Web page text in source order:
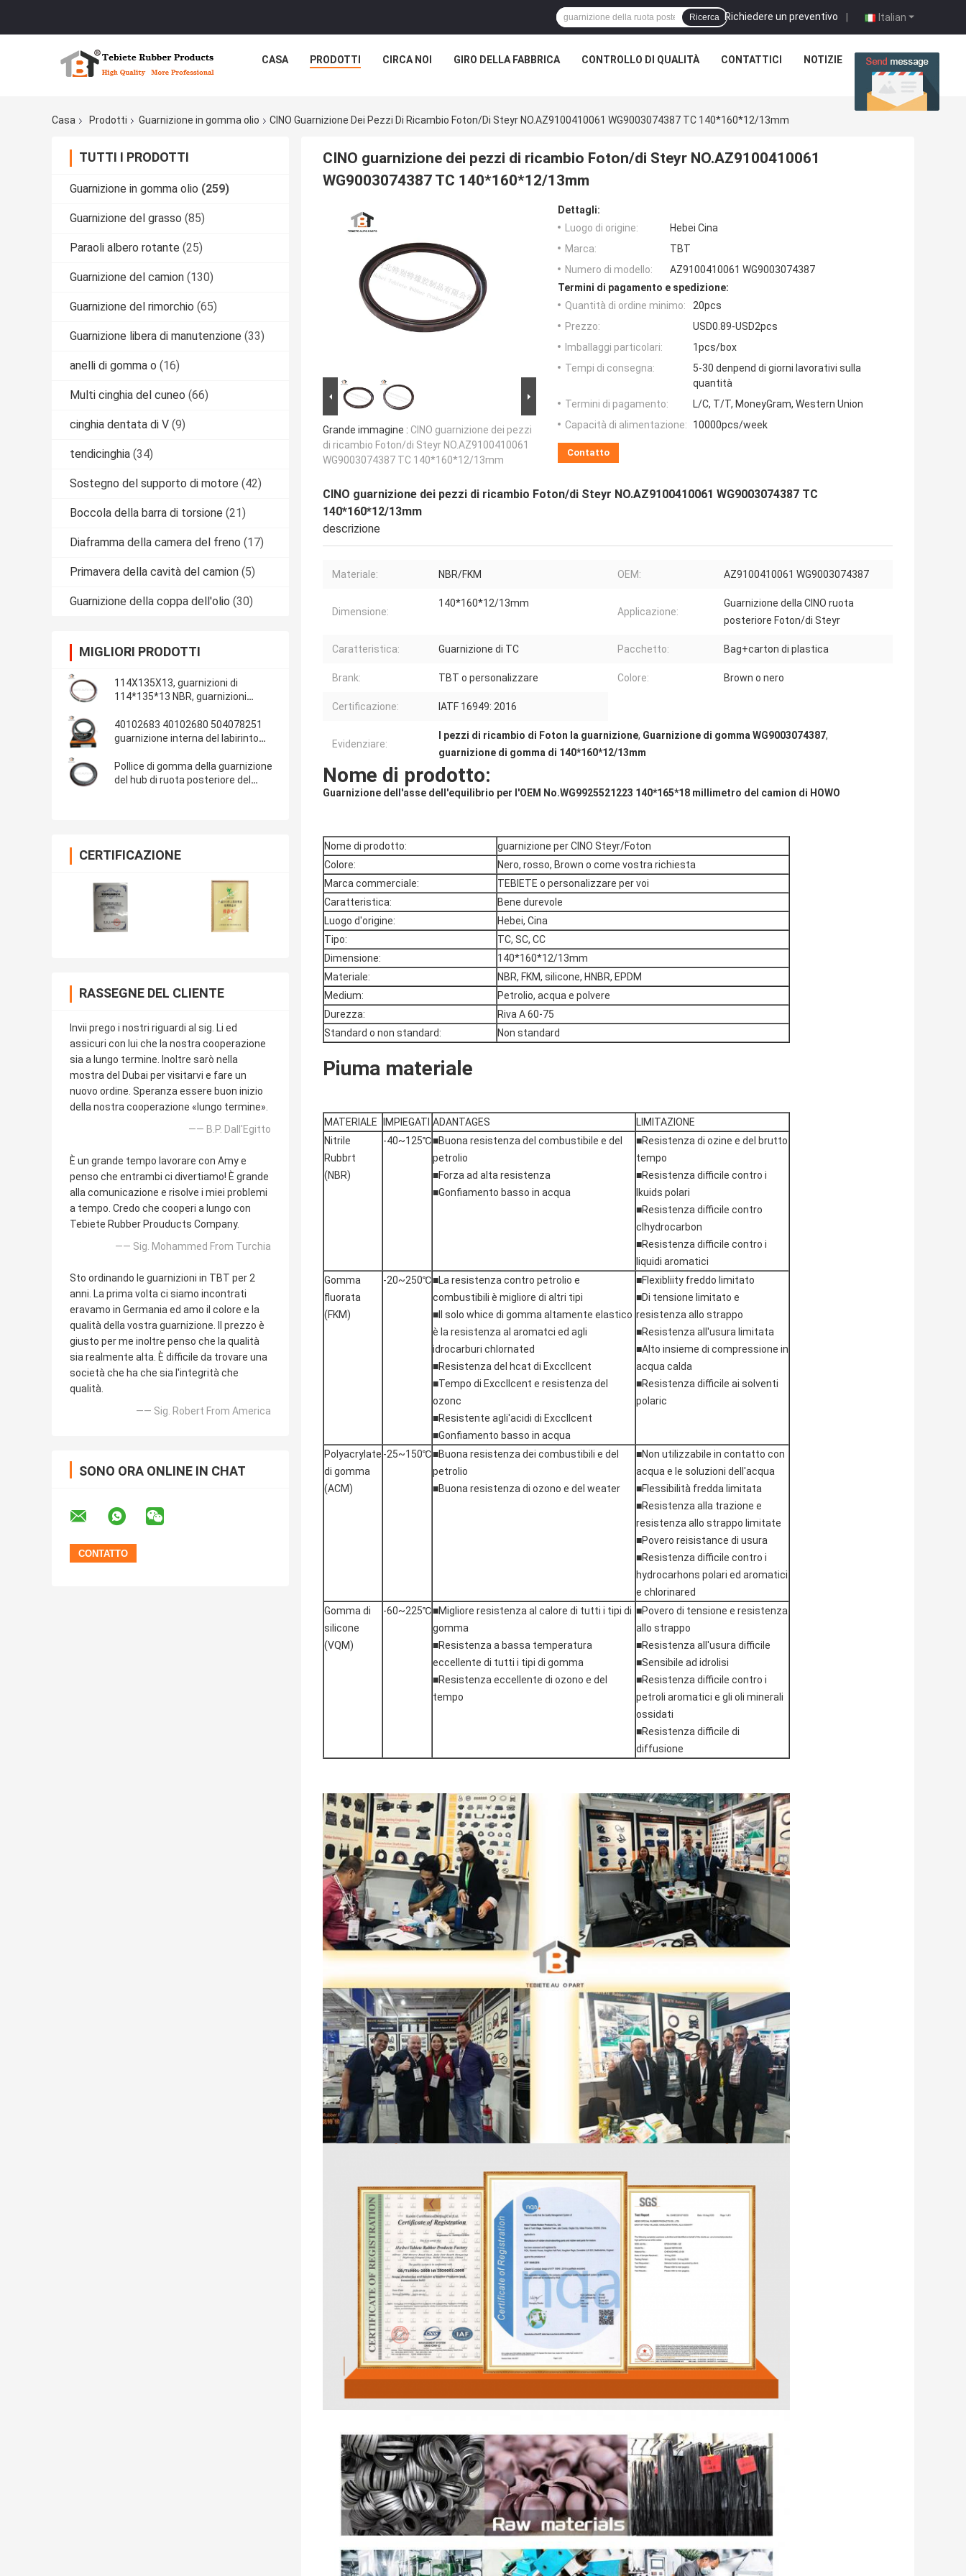
Italian
Richiedere un preventivo |
Ricerca
CASA PRODOTTI CIRCA NOI GIRO DELLA FABBRICA CONTROLLO DI QUALITÀ CONTATTICI NOTIZIE CASI
Casa Prodotti Guarnizione in gomma olio CINO Guarnizione Dei Pezzi Di Ricambio Foton/di Steyr NO.AZ9100410061 WG9003074387 TC 140*160*12/13mm
TUTTI I PRODOTTI
Guarnizione in gomma olio (259)
Guarnizione del grasso (85)
Paraoli albero rotante (25)
Guarnizione del camion (130)
Guarnizione del rimorchio (65)
Guarnizione libera di manutenzione (33)
anelli di gomma o (16)
Multi cinghia del cuneo (66)
cinghia dentata di V (9)
tendicinghia (34)
Sostegno del supporto di motore (42)
Boccola della barra di torsione (21)
Diaframma della camera del freno (17)
Primavera della cavità del camion (5)
Guarnizione della coppa dell'olio (30)
MIGLIORI PRODOTTI
114X135X13, guarnizioni di
114*135*13 NBR, guarnizioni
materiale delle guarnizioni: NBR
40102683 40102680 504078251
guarnizione interna del labirinto
gomito di IVECO 100*130*13/14
Pollice di gomma della guarnizione
del hub di ruota posteriore del
CERTIFICAZIONE
RASSEGNE DEL CLIENTE
Invii prego i nostri riguardi al sig. Li ed
assicuri con lui che la nostra cooperazione
sia a lungo termine. Inoltre sarò nella
mostra del Dubai per visitarvi e fare un
nuovo ordine. Speranza essere buon inizio
della nostra cooperazione «lungo termine».
—— B.P. Dall'Egitto
È un grande tempo lavorare con Amy e
penso che entrambi ci divertiamo! È grande
alla comunicazione e risolve i miei problemi
a tempo. Credo che cooperi a lungo con
Tebiete Rubber Prouducts Company.
—— Sig. Mohammed From Turchia
Sto ordinando le guarnizioni in TBT per 2
anni. La prima volta ci siamo incontrati
eravamo in Germania ed amo il colore e la
qualità della vostra guarnizione. Il prezzo è
giusto per me inoltre penso che la qualità
sia realmente alta. È difficile da trovare una
società che ha che sia l'integrità che
qualità.
—— Sig. Robert From America
SONO ORA ONLINE IN CHAT
CINO guarnizione dei pezzi di ricambio Foton/di Steyr NO.AZ9100410061
WG9003074387 TC 140*160*12/13mm
Grande immagine : CINO guarnizione dei pezzi
di ricambio Foton/di Steyr NO.AZ9100410061
WG9003074387 TC 140*160*12/13mm
Dettagli:
Luogo di origine:
Hebei Cina
Marca:
TBT
Numero di modello:
AZ9100410061 WG9003074387
Termini di pagamento e spedizione:
Quantità di ordine minimo:
20pcs
Prezzo:
USD0.89-USD2pcs
Imballaggi particolari:
1pcs/box
Tempi di consegna:
5-30 denpend di giorni lavorativi sulla
quantità
Termini di pagamento:
L/C, T/T, MoneyGram, Western Union
Capacità di alimentazione:
10000pcs/week
Contatto
CINO guarnizione dei pezzi di ricambio Foton/di Steyr NO.AZ9100410061 WG9003074387 TC
140*160*12/13mm
descrizione
Materiale: NBR/FKM OEM: AZ9100410061 WG9003074387
Dimensione:
140*160*12/13mm
Applicazione:
Guarnizione della CINO ruota
posteriore Foton/di Steyr
Caratteristica: Guarnizione di TC Pacchetto: Bag+carton di plastica
Brank: TBT o personalizzare Colore: Brown o nero
Certificazione: IATF 16949: 2016
Evidenziare:
I pezzi di ricambio di Foton la guarnizione, Guarnizione di gomma WG9003074387,
guarnizione di gomma di 140*160*12/13mm
Nome di prodotto:
Guarnizione dell'asse dell'equilibrio per l'OEM No.WG9925521223 140*165*18 millimetro del camion di HOWO
Nome di prodotto:
guarnizione per CINO Steyr/Foton
Colore:
Nero, rosso, Brown o come vostra richiesta
Marca commerciale:
TEBIETE o personalizzare per voi
Caratteristica:
Bene durevole
Luogo d'origine:
Hebei, Cina
Tipo:
TC, SC, CC
Dimensione:
140*160*12/13mm
Materiale:
NBR, FKM, silicone, HNBR, EPDM
Medium:
Petrolio, acqua e polvere
Durezza:
Riva A 60-75
Standard o non standard:
Non standard
Piuma materiale
MATERIALE IMPIEGATI ADANTAGES
LIMITAZIONE
Nitrile
Rubbrt
(NBR)
-40~125℃■Buona resistenza del combustibile e del
petrolio
■Forza ad alta resistenza
■Gonfiamento basso in acqua
■Resistenza di ozine e del brutto
tempo
■Resistenza difficile contro i
lkuids polari
■Resistenza difficile contro
clhydrocarbon
■Resistenza difficile contro i
liquidi aromatici
Gomma
fluorata
(FKM)
-20~250℃■La resistenza contro petrolio e
combustibili è migliore di altri tipi
■Il solo whice di gomma altamente elastico
è la resistenza al aromatci ed agli
idrocarburi chlornated
■Resistenza del hcat di Exccllcent
■Tempo di Exccllcent e resistenza del
ozonc
■Resistente agli'acidi di Exccllcent
■Gonfiamento basso in acqua
■Flexibliity freddo limitato
■Di tensione limitato e
resistenza allo strappo
■Resistenza all'usura limitata
■Alto insieme di compressione in
acqua calda
■Resistenza difficile ai solventi
polaric
Polyacrylate
di gomma
(ACM)
-25~150℃■Buona resistenza dei combustibili e del
petrolio
■Buona resistenza di ozono e del weater
■Non utilizzabile in contatto con
acqua e le soluzioni dell'acqua
■Flessibilità fredda limitata
■Resistenza alla trazione e
resistenza allo strappo limitate
■Povero reisistance di usura
■Resistenza difficile contro i
hydrocarhons polari ed aromatici
e chlorinared
Gomma di
silicone
(VQM)
-60~225℃■Migliore resistenza al calore di tutti i tipi di
gomma
■Resistenza a bassa temperatura
eccellente di tutti i tipi di gomma
■Resistenza eccellente di ozono e del
tempo
■Povero di tensione e resistenza
allo strappo
■Resistenza all'usura difficile
■Sensibile ad idrolisi
■Resistenza difficile contro i
petroli aromatici e gli oli minerali
ossidati
■Resistenza difficile di
diffusione